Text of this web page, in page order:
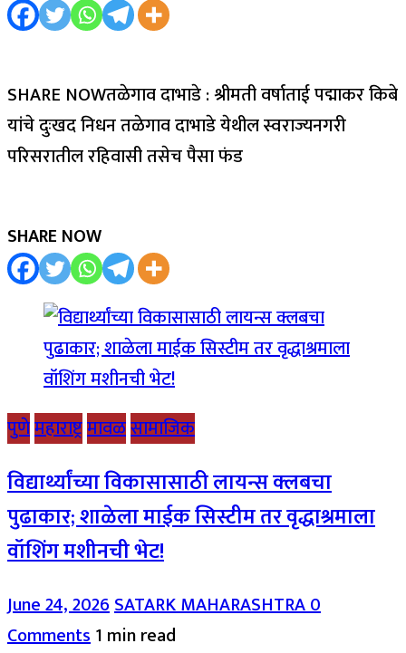
SHARE NOWतळेगाव दाभाडे : श्रीमती वर्षाताई पद्माकर किबे
यांचे दुःखद निधन तळेगाव दाभाडे येथील स्वराज्यनगरी
परिसरातील रहिवासी तसेच पैसा फंड
SHARE NOW
पुणेमहाराष्ट्रमावळसामाजिक
विद्यार्थ्यांच्या विकासासाठी लायन्स क्लबचा
पुढाकार; शाळेला माईक सिस्टीम तर वृद्धाश्रमाला
वॉशिंग मशीनची भेट!
June 24, 2026SATARK MAHARASHTRA0
Comments1 min read